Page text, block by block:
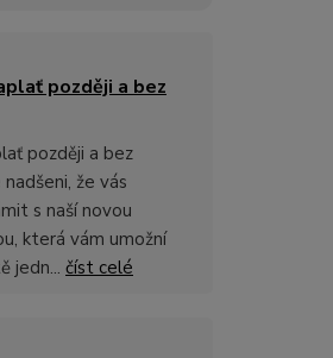
později a bez
později a bez
že vás
s naší novou
která vám umožní
jedn... číst celé